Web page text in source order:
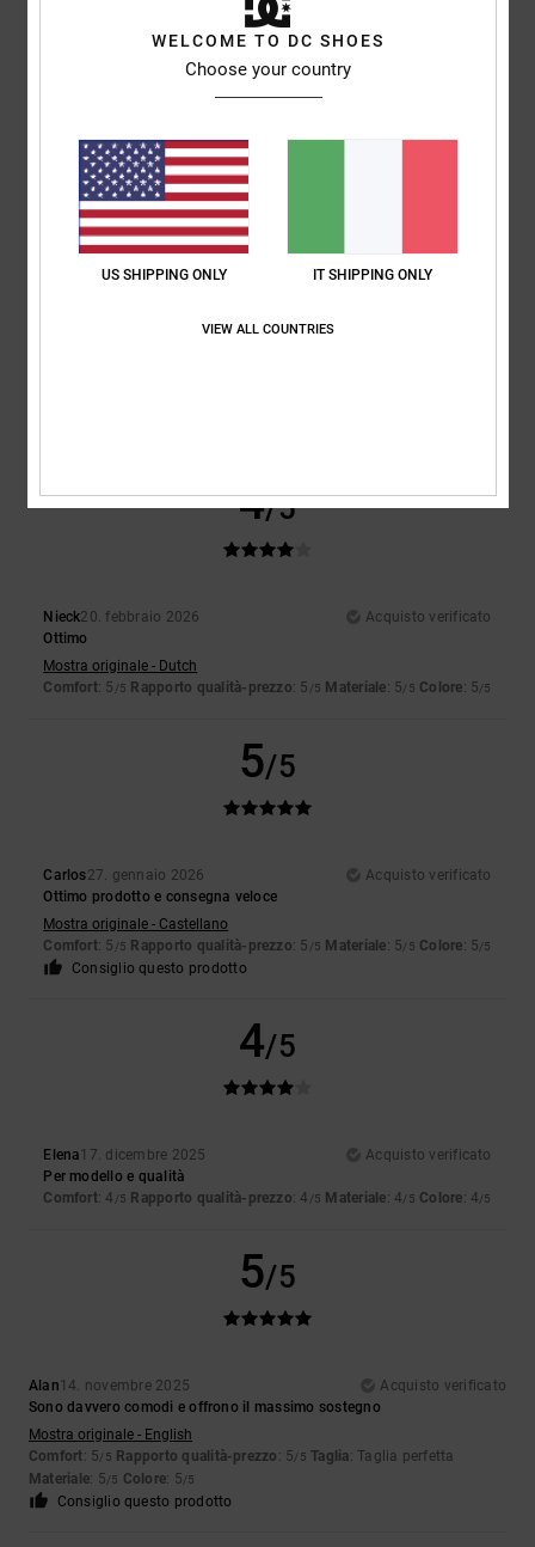
Non ancora testato
Mostra originale - Français
Rapporto qualità-prezzo Taglia
5
regolare. Valutazione complessiva: 5 stelle
4/5
Nieck20. febbraio 2026
Acquisto verificato
Ottimo
Mostra originale - Dutch
Comfort: 5 /5 Rapporto qualità-prezzo: 5 /5 Materiale: 5/5 Colore: 5/5
5/5
Carlos27. gennaio 2026
Acquisto verificato
Ottimo prodotto e consegna veloce
Mostra originale - Castellano
Comfort: 5 /5 Rapporto qualità-prezzo: 5 /5 Materiale: 5/5 Colore: 5/5
Consiglio questo prodotto
4/5
Elena17. dicembre 2025
Acquisto verificato
Per modello e qualità
Comfort: 4 /5 Rapporto qualità-prezzo: 4 /5 Materiale: 4/5 Colore: 4/5
5/5
Alan14. novembre 2025
Acquisto verificato
Sono davvero comodi e offrono il massimo sostegno
Mostra originale - English
Comfort: 5/5 Rapporto qualità-prezzo : 5/5 Taglia: Taglia perfetta
Materiale: 5/5 Colore: 5/5
Consiglio questo prodotto
WELCOME TO DC SHOES
Choose your country
US SHIPPING ONLY IT SHIPPING ONLY
VIEW ALL COUNTRIES